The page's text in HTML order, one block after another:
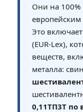
Они на 100%
европейским
Это включает
(EUR-Lex),
веществ,
металла:
0,11ТП3Т по